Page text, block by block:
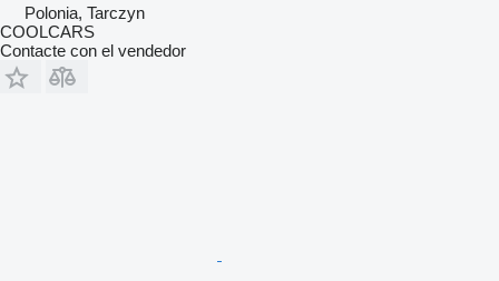
Polonia, Tarczyn
COOLCARS
Contacte con el vendedor